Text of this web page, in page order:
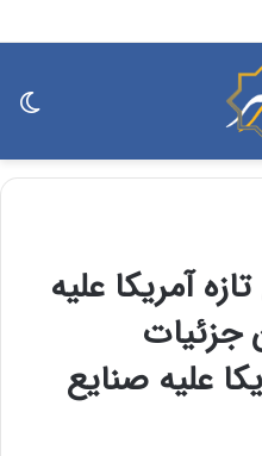
طبیعی می‌شود
آمریکا علیه
جزئیات
علیه صنایع